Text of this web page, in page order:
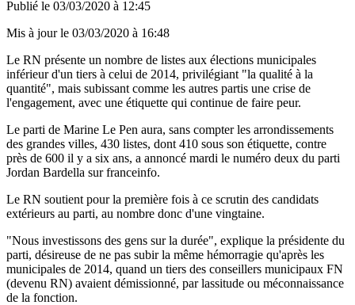
Publié le 03/03/2020 à 12:45
Mis à jour le 03/03/2020 à 16:48
Le RN présente un nombre de listes aux élections municipales
inférieur d'un tiers à celui de 2014, privilégiant "la qualité à la
quantité", mais subissant comme les autres partis une crise de
l'engagement, avec une étiquette qui continue de faire peur.
Le parti de Marine Le Pen aura, sans compter les arrondissements
des grandes villes, 430 listes, dont 410 sous son étiquette, contre
près de 600 il y a six ans, a annoncé mardi le numéro deux du parti
Jordan Bardella sur franceinfo.
Le RN soutient pour la première fois à ce scrutin des candidats
extérieurs au parti, au nombre donc d'une vingtaine.
"Nous investissons des gens sur la durée", explique la présidente du
parti, désireuse de ne pas subir la même hémorragie qu'après les
municipales de 2014, quand un tiers des conseillers municipaux FN
(devenu RN) avaient démissionné, par lassitude ou méconnaissance
de la fonction.